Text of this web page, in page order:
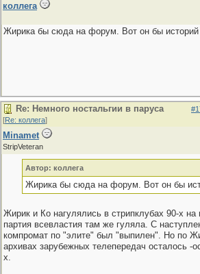
коллега
Жирика бы сюда на форум. Вот он бы историй
Re: Немного ностальгии в паруса
[Re: коллега]
Minamet
StripVeteran
Автор: коллега
Жирика бы сюда на форум. Вот он бы
Жирик и Ко нагулялись в стрипклубах 90-х
партия всевластия там же гуляла. С
компромат по "элите" был "выпилен". Но по
архивах зарубежных телепередач осталось -
х.